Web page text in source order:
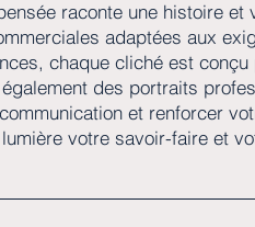
raconte une histoire
adaptées aux
chaque cliché est
des portraits
et renforcer
votre savoir-faire et